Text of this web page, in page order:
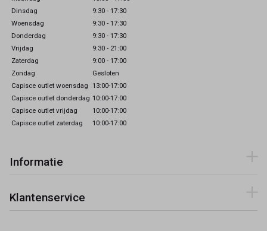
Dinsdag
9:30 - 17:30
Woensdag
9:30 - 17:30
Donderdag
9:30 - 17:30
Vrijdag
9:30 - 21:00
Zaterdag
9:00 - 17:00
Zondag
Gesloten
Capisce outlet woensdag 13:00-17:00
Capisce outlet donderdag 10:00-17:00
Capisce outlet vrijdag
10:00-17:00
Capisce outlet zaterdag
10:00-17:00
Informatie
Klantenservice